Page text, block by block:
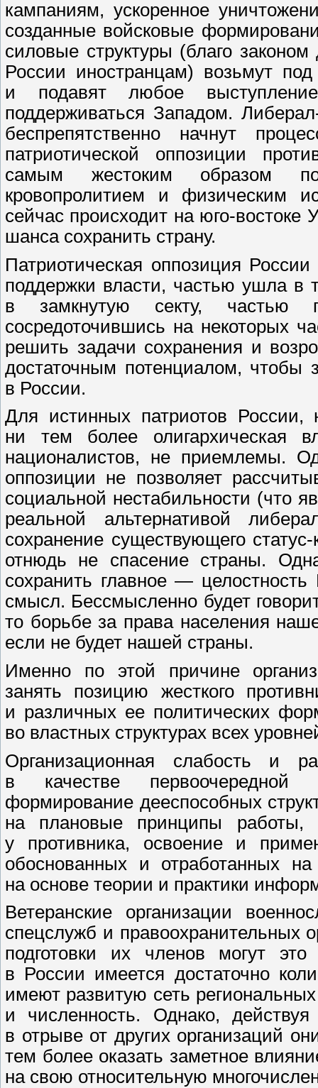
кампаниям, ускоренное
созданные войсковые
силовые структуры (благо
России иностранцам) возьмут
и подавят любое
поддерживаться Западом.
беспрепятственно начнут
патриотической оппозиции
самым жестоким образом
кровопролитием и физическим
сейчас происходит на юго-
шанса сохранить страну.
Патриотическая оппозиция
поддержки власти, частью ушла в
в замкнутую секту, частью
сосредоточившись на некоторых
решить задачи сохранения и
достаточным потенциалом, чтобы
в России.
Для истинных патриотов России,
ни тем более олигархическая
националистов, не приемлемы.
оппозиции не позволяет
социальной нестабильности (что
реальной альтернативой
сохранение существующего
отнюдь не спасение страны.
сохранить главное —
смысл. Бессмысленно будет
то борьбе за права населения
если не будет нашей страны.
Именно по этой причине
занять позицию жесткого
и различных ее политических
во властных структурах всех
Организационная слабость и
в качестве первоочередной
формирование дееспособных
на плановые принципы работы,
у противника, освоение и
обоснованных и отработанных
на основе теории и практики
Ветеранские организации
спецслужб и правоохранительных
подготовки их членов могут
в России имеется достаточно
имеют развитую сеть
и численность. Однако,
в отрыве от других организаций
тем более оказать заметное
на свою относительную